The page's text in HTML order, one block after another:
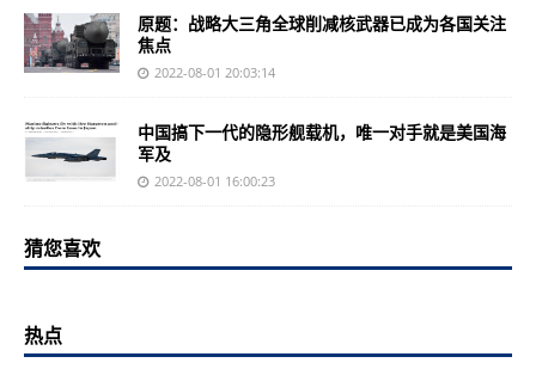
原题：战略大三角全球削减核武器已成为各国关注
焦点
2022-08-01 20:03:14
中国搞下一代的隐形舰载机，唯一对手就是美国海
军及
2022-08-01 16:00:23
猜您喜欢
热点